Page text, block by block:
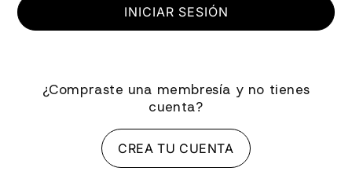
INICIAR SESIÓN
¿Compraste una membresía y no tienes
cuenta?
CREA TU CUENTA